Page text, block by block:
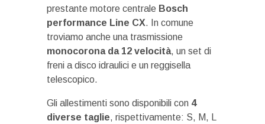
prestante motore centrale Bosch
performance Line CX. In comune
troviamo anche una trasmissione
monocorona da 12 velocità, un set di
freni a disco idraulici e un reggisella
telescopico.
Gli allestimenti sono disponibili con 4
diverse taglie, rispettivamente: S, M, L